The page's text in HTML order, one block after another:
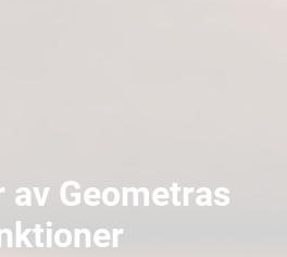
av Geometras